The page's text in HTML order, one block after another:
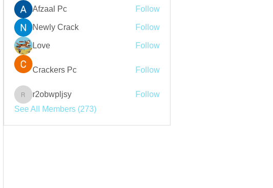
Afzaal Pc
Follow
Newly Crack Follow
Love Follow
Crackers Pc Follow
r2obwpljsy
r2obwpljsy
Follow
See All Members (273)